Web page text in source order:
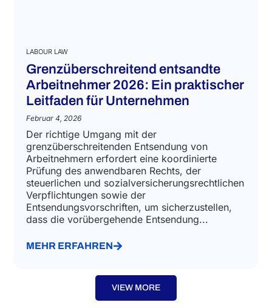
LABOUR LAW
Grenzüberschreitend entsandte
Arbeitnehmer 2026: Ein praktischer
Leitfaden für Unternehmen
Februar 4, 2026
Der richtige Umgang mit der
grenzüberschreitenden Entsendung von
Arbeitnehmern erfordert eine koordinierte
Prüfung des anwendbaren Rechts, der
steuerlichen und sozialversicherungsrechtlichen
Verpflichtungen sowie der
Entsendungsvorschriften, um sicherzustellen,
dass die vorübergehende Entsendung...
MEHR ERFAHREN
VIEW MORE